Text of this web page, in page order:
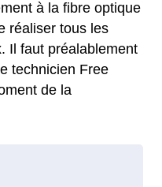
à la fibre optique
réaliser tous les
Il faut préalablement
technicien Free
de la